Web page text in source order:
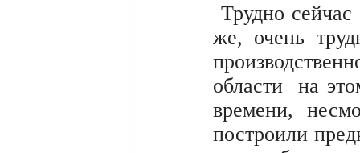
Трудно
же, очень
области на
времени,
построили